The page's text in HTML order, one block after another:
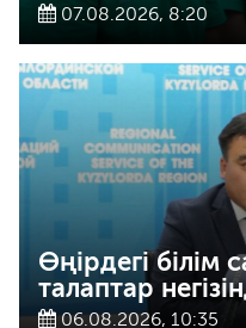
07.08.2026, 8:20
Өңірдегі білім
талаптар
06.08.2026, 10:35